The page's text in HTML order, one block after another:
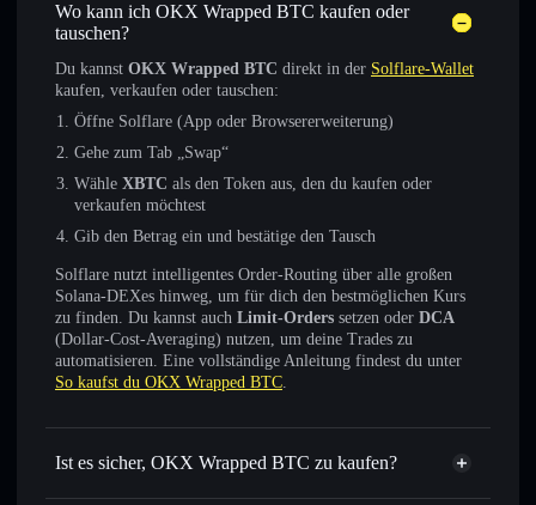
Wo kann ich OKX Wrapped BTC kaufen oder
tauschen?
Du kannst OKX Wrapped BTC direkt in der Solflare-Wallet
kaufen, verkaufen oder tauschen:
Öffne Solflare (App oder Browsererweiterung)
Gehe zum Tab „Swap“
Wähle XBTC als den Token aus, den du kaufen oder
verkaufen möchtest
Gib den Betrag ein und bestätige den Tausch
Solflare nutzt intelligentes Order-Routing über alle großen
Solana-DEXes hinweg, um für dich den bestmöglichen Kurs
zu finden. Du kannst auch Limit-Orders setzen oder DCA
(Dollar-Cost-Averaging) nutzen, um deine Trades zu
automatisieren. Eine vollständige Anleitung findest du unter
So kaufst du OKX Wrapped BTC.
Ist es sicher, OKX Wrapped BTC zu kaufen?
OKX Wrapped BTC verifizierter Token